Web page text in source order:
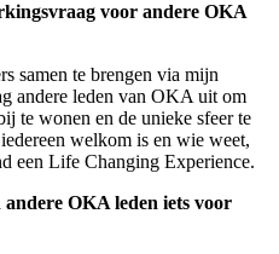
voor andere OKA
samen te brengen via mijn
andere leden van OKA uit om
te wonen en de unieke sfeer te
welkom is en wie weet,
een Life Changing Experience.
OKA leden iets voor